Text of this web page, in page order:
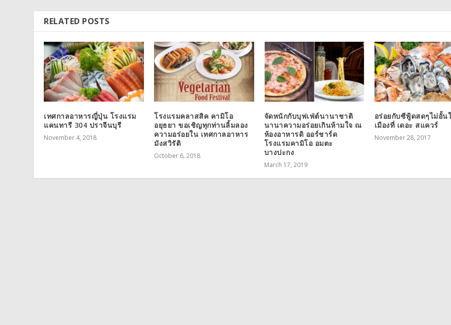
RELATED POSTS
เทศกาลอาหารญี่ปุ่น โรงแรม
แคนทารี 304 ปราจีนบุรี
November 4, 2018
โรงแรมคลาสสิค คามิโอ
อยุธยา ขอเชิญทุกท่านลิ้มลอง
ความอร่อยใน เทศกาลอาหาร
มังสวิรัติ
October 6, 2018
จัดหนักกับบุฟเฟ่ต์นานาชาติ
นานาความอร่อยเกินห้ามใจ ณ
ห้องอาหารดิ ออร์ชาร์ด
โรงแรมคามิโอ อมตะ
บางปะกง
March 17, 2019
อร่อยกับซีฟู้ดสดๆไม่อั้น
เมืองที่ เดอะ สแควร์
November 28, 2017